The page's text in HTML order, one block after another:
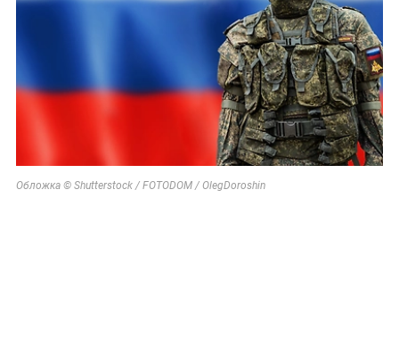
Обложка © Shutterstock / FOTODOM / OlegDoroshin